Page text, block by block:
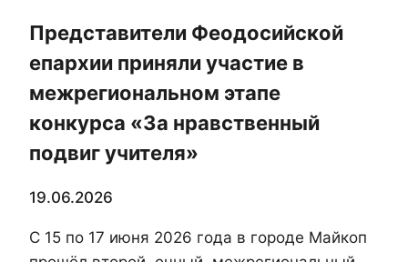
Представители Феодосийской
епархии приняли участие в
межрегиональном этапе
конкурса «За нравственный
подвиг учителя»
19.06.2026
С 15 по 17 июня 2026 года в городе Майкоп